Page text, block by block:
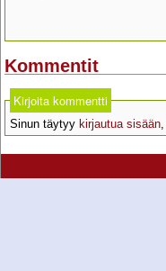
Kommentit
Kirjoita kommentti
Sinun täytyy kirjautua sisään